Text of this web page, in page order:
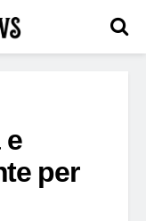
e
per